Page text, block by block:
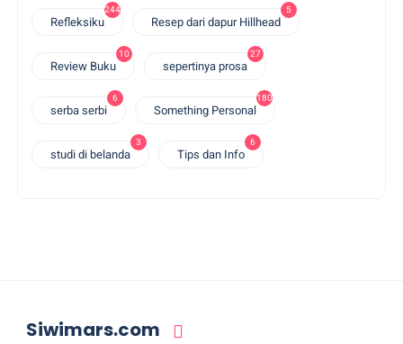
Refleksiku
244
Resep dari dapur Hillhead
5
Review Buku
10
sepertinya prosa
27
serba serbi
6
Something Personal
180
studi di belanda
3
Tips dan Info
6
Siwimars.com